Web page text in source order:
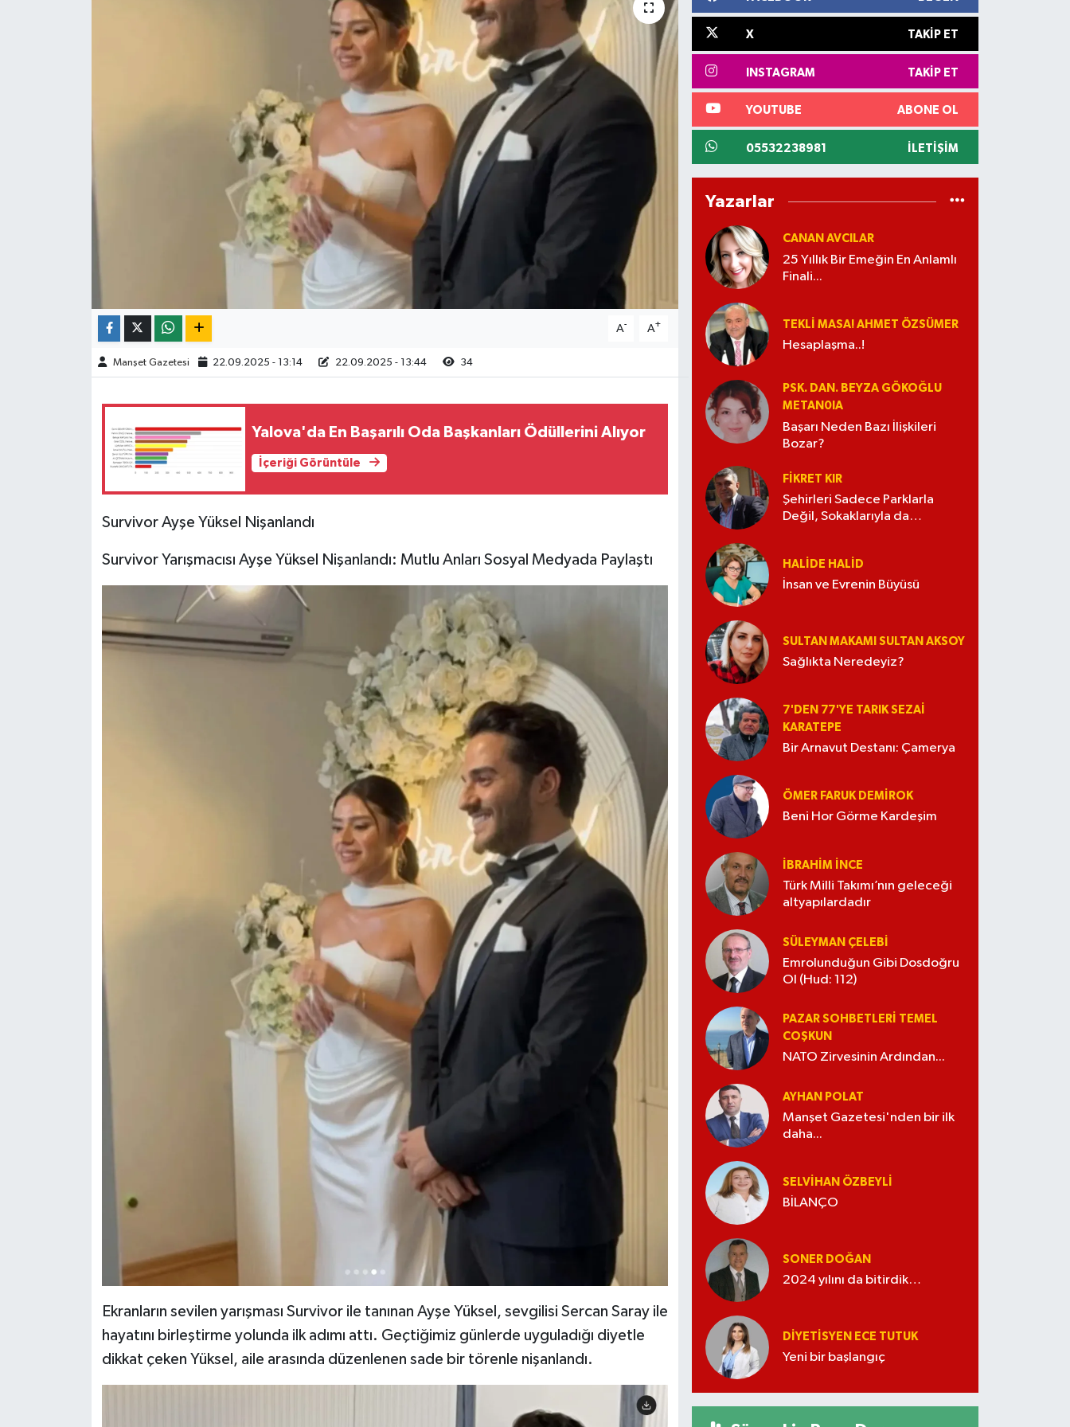
A- A+
Manşet Gazetesi 22.09.2025 - 13:14 22.09.2025 - 13:44 34
Yalova'da En Başarılı Oda Başkanları Ödüllerini Alıyor
İçeriği Görüntüle
Survivor Ayşe Yüksel Nişanlandı
Survivor Yarışmacısı Ayşe Yüksel Nişanlandı: Mutlu Anları Sosyal Medyada Paylaştı
Ekranların sevilen yarışması Survivor ile tanınan Ayşe Yüksel, sevgilisi Sercan Saray ile
hayatını birleştirme yolunda ilk adımı attı. Geçtiğimiz günlerde uyguladığı diyetle
dikkat çeken Yüksel, aile arasında düzenlenen sade bir törenle nişanlandı.
X TAKIP ET
INSTAGRAM TAKIP ET
YOUTUBE ABONE OL
05532238981 İLETIŞIM
Yazarlar
CANAN AVCILAR
25 Yıllık Bir Emeğin En Anlamlı
Finali...
TEKLI MASA! AHMET ÖZSÜMER
Hesaplaşma..!
PSK. DAN. BEYZA GÖKOĞLU
METAN0IA
Başarı Neden Bazı İlişkileri
Bozar?
FIKRET KIR
Şehirleri Sadece Parklarla
Değil, Sokaklarıyla da
HALIDE HALID
İnsan ve Evrenin Büyüsü
SULTAN MAKAMI SULTAN AKSOY
Sağlıkta Neredeyiz?
7'DEN 77'YE TARIK SEZAI
KARATEPE
Bir Arnavut Destanı: Çamerya
ÖMER FARUK DEMIROK
Beni Hor Görme Kardeşim
İBRAHIM İNCE
Türk Milli Takımı’nın geleceği
altyapılardadır
SÜLEYMAN ÇELEBI
Emrolunduğun Gibi Dosdoğru
Ol (Hud: 112)
PAZAR SOHBETLERI TEMEL
COŞKUN
NATO Zirvesinin Ardından...
AYHAN POLAT
Manşet Gazetesi'nden bir ilk
daha...
SELVIHAN ÖZBEYLI
BİLANÇO
SONER DOĞAN
2024 yılını da bitirdik…
DIYETISYEN ECE TUTUK
Yeni bir başlangıç